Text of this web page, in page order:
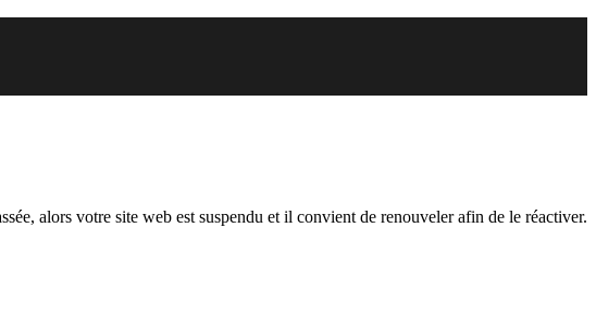
alors votre site web est suspendu et il convient de renouveler afin de le réactiver.